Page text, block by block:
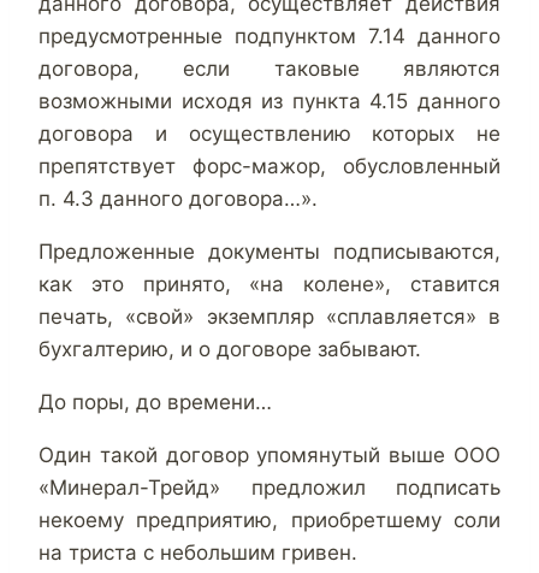
предусмотренные подпунктом 7.14 данного
договора, если таковые являются
возможными исходя из пункта 4.15 данного
договора и осуществлению которых не
препятствует форс-мажор, обусловленный
п. 4.3 данного договора…».
Предложенные документы подписываются,
как это принято, «на колене», ставится
печать, «свой» экземпляр «сплавляется» в
бухгалтерию, и о договоре забывают.
До поры, до времени…
Один такой договор упомянутый выше ООО
«Минерал-Трейд» предложил подписать
некоему предприятию, приобретшему соли
на триста с небольшим гривен.